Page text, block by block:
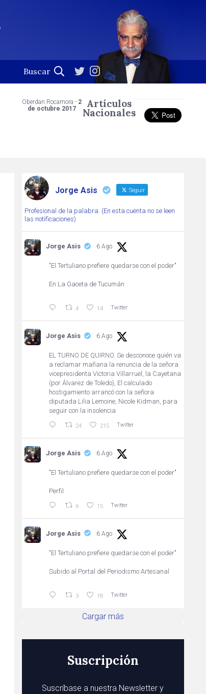
Oberdan Rocamora - 2
de octubre 2017
Artículos
Nacionales
Jorge Asis Seguir
Profesional de la palabra. (En esta cuenta no se leen
las notificaciones)
Jorge Asis 6 Ago
"El Tertuliano prefiere quedarse con el poder"
En La Gaceta de Tucumán
4 14 Twitter
Jorge Asis 6 Ago
EL TURNO DE QUIRNO. Se desconoce quién va
a reclamar mañana la renuncia de la señora
vicepresidenta Victoria Villarruel, la Cayetana
(por Álvarez de Toledo), El calculado
hostigamiento arrancó con la señora
diputada Lilia Lemoine, Nicole Kidman, para
seguir con la insolencia
24 215 Twitter
Jorge Asis 6 Ago
"El Tertuliano prefiere quedarse con el poder"
Perfil
6 15 Twitter
Jorge Asis 6 Ago
"El Tertuliano prefiere quedarse con el poder"
Subido al Portal del Periodismo Artesanal
3 18 Twitter
Cargar más
Suscripción
Suscríbase a nuestra Newsletter y